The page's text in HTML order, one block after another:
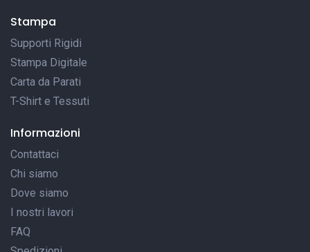
Stampa
Supporti Rigidi
Stampa Digitale
Carta da Parati
T-Shirt e Tessuti
Informazioni
Contattaci
Chi siamo
Dove siamo
I nostri lavori
FAQ